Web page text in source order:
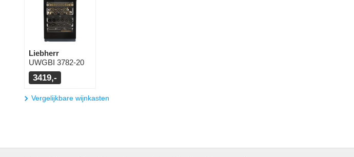
Liebherr
UWGBI 3782-20
3419,-
Vergelijkbare wijnkasten